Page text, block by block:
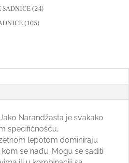
SADNICE (24)
(105)
Narandžasta je svakako
specifičnošću,
lepotom dominiraju
se nađu. Mogu se saditi